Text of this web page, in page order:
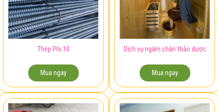
Thép Phi 10
Mua ngay
Dịch vụ ngâm chân thảo dược
Mua ngay